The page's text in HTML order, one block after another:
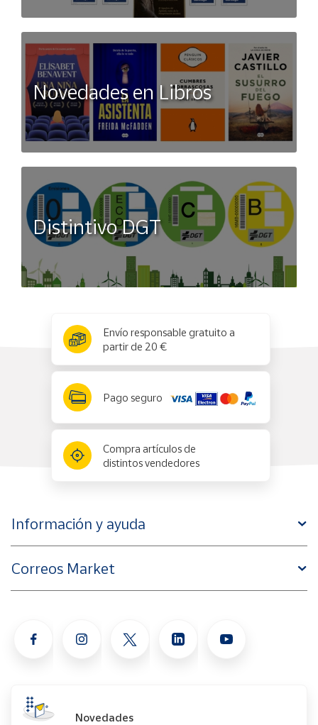
Novedades en Libros
Distintivo DGT
Envío responsable gratuito a
partir de 20 €
Pago seguro
Compra artículos de
distintos vendedores
Información y ayuda
Correos Market
Novedades